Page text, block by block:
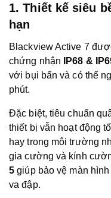
1. Thiết kế siêu
hạn
Blackview Active 7
chứng nhận
IP68 &
với bụi bẩn và có thể
phút.
Đặc biệt, tiêu chuẩn
thiết bị vẫn hoạt động
hay trong môi trường
gia cường và kính
5 giúp bảo vệ màn
va đập.